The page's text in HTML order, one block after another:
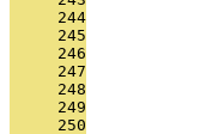
     244
     245
     246
     247
     248
     249
     250